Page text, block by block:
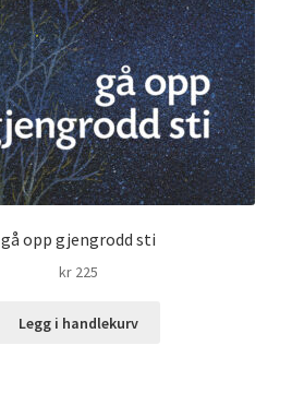
gå opp gjengrodd sti
kr225
Legg i handlekurv